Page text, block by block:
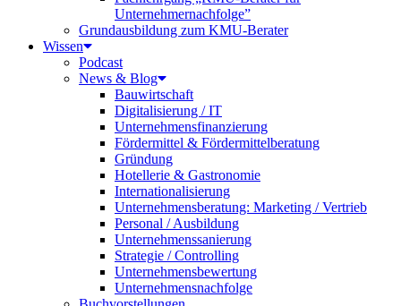
Unternehmernachfolge”
Grundausbildung zum KMU-Berater
Wissen
Podcast
News & Blog
Bauwirtschaft
Digitalisierung / IT
Unternehmensfinanzierung
Fördermittel & Fördermittelberatung
Gründung
Hotellerie & Gastronomie
Internationalisierung
Unternehmensberatung: Marketing / Vertrieb
Personal / Ausbildung
Unternehmenssanierung
Strategie / Controlling
Unternehmensbewertung
Unternehmensnachfolge